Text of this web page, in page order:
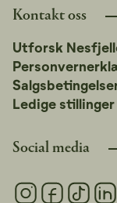
Social media
Kontakt oss
Utforsk
Ledige stillinger